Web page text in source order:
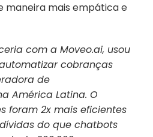
maneira mais empática e
com a Moveo.ai, usou
cobranças
de
América Latina. O
foram 2x mais eficientes
do que chatbots